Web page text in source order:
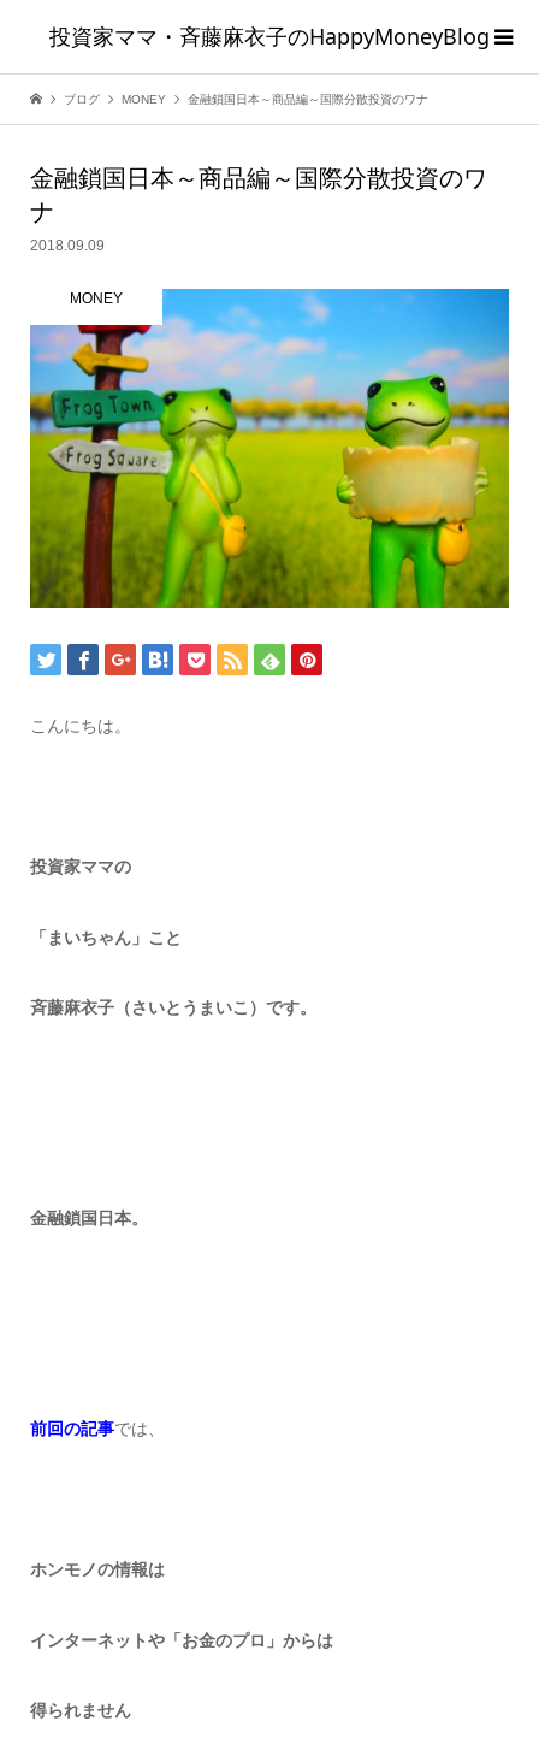
投資家ママ・斉藤麻衣子のHappyMoneyBlog
ブログ MONEY 金融鎖国日本～商品編～国際分散投資のワナ
金融鎖国日本～商品編～国際分散投資のワ
ナ
2018.09.09
MONEY
こんにちは。
投資家ママの
「まいちゃん」こと
斉藤麻衣子（さいとうまいこ）です。
金融鎖国日本。
前回の記事では、
ホンモノの情報は
インターネットや「お金のプロ」からは
得られません